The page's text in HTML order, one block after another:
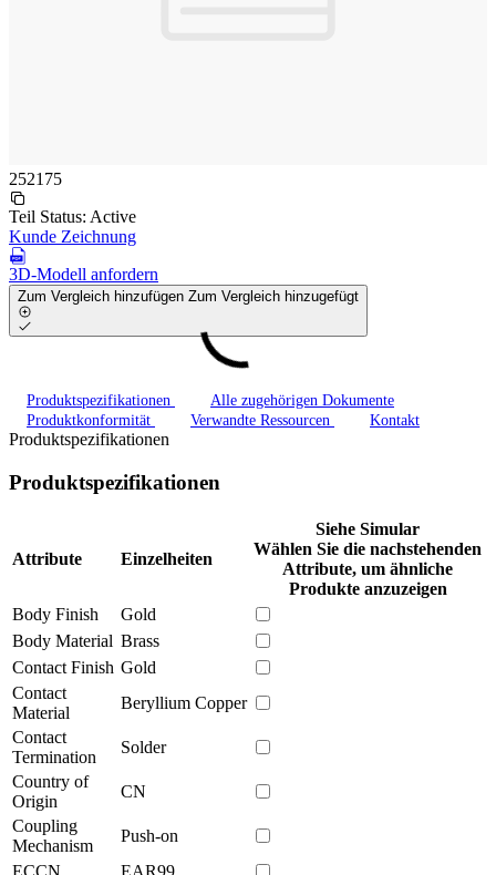
252175
Teil Status: Active
Kunde Zeichnung
3D-Modell anfordern
Zum Vergleich hinzufügen Zum Vergleich hinzugefügt
Produktspezifikationen
Alle zugehörigen Dokumente
Produktkonformität
Verwandte Ressourcen Kontakt
Produktspezifikationen
Produktspezifikationen
Attribute Einzelheiten
Siehe Simular
Wählen Sie die nachstehenden
Attribute, um ähnliche
Produkte anzuzeigen
Body Finish
Gold
Body Material Brass
Contact Finish Gold
Contact
Material
Beryllium Copper
Contact
Termination
Solder
Country of
Origin
CN
Coupling
Mechanism
Push-on
ECCN
EAR99